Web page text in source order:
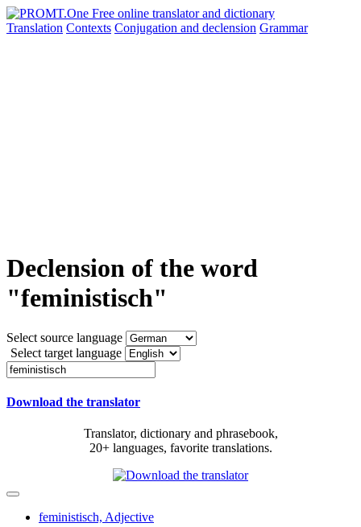
Translation Contexts Conjugation and declension Grammar
Declension of the word
"feministisch"
Select source language
Select target language
Download the translator
Translator, dictionary and phrasebook,
20+ languages, favorite translations.
feministisch, Adjective